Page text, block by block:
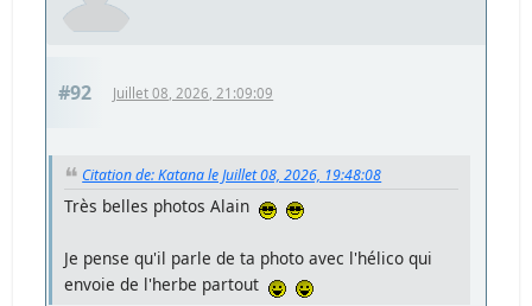
#92 Juillet 08, 2026, 21:09:09
Citation de: Katana le Juillet 08, 2026, 19:48:08
Très belles photos Alain
Je pense qu'il parle de ta photo avec l'hélico qui
envoie de l'herbe partout